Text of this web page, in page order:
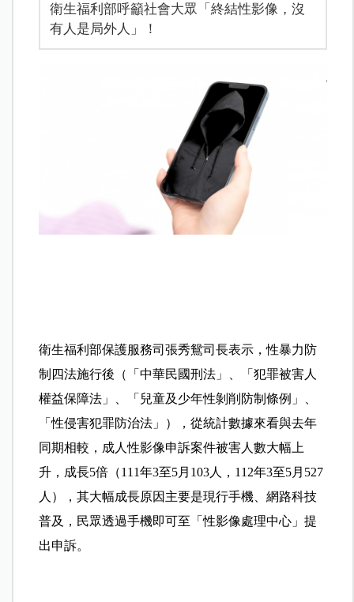
衛生福利部呼籲社會大眾「終結性影像，沒
有人是局外人」！
衛生福利部保護服務司張秀鴛司長表示，性暴力防
制四法施行後（「中華民國刑法」、「犯罪被害人
權益保障法」、「兒童及少年性剝削防制條例」、
「性侵害犯罪防治法」），從統計數據來看與去年
同期相較，成人性影像申訴案件被害人數大幅上
升，成長5倍（111年3至5月103人，112年3至5月527
人），其大幅成長原因主要是現行手機、網路科技
普及，民眾透過手機即可至「性影像處理中心」提
出申訴。